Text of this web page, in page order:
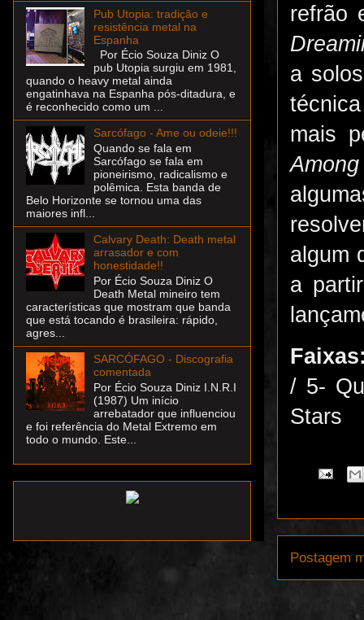
refrão
a
mais
algum
a
/ 5-
Stars
Postagem
Pub Utopia: tradição e
resistência metal na
Espanha
Por Écio Souza Diniz O
pub Utopia surgiu em 1981,
quando o heavy metal ainda
engatinhava na Espanha pós-ditadura, e
é reconhecido como um ...
Sarcófago - Ame ou odeie!!!
Quando se fala em
Sarcófago se fala em
pioneirismo, radicalismo e
polêmica. Esta banda de
Belo Horizonte se tornou uma das
maiores infl...
Calvary Death: Death metal
arrasador e com
honestidade!!
Por Écio Souza Diniz O
Death Metal mineiro tem
características que mostram que banda
que está tocando é brasileira: rápido,
agres...
SARCÓFAGO - Discografia
comentada
Por Écio Souza Diniz I.N.R.I
(1987) Um início
arrebatador que influenciou
e foi referência do Metal Extremo em
todo o mundo. Este...